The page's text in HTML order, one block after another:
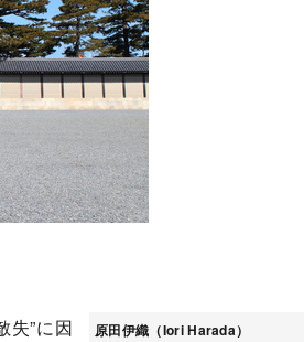
原田伊織（Iori Harada）
失”に因